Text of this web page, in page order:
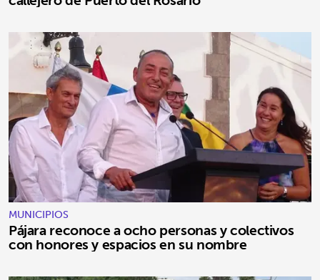
MUNICIPIOS
Pájara reconoce a ocho personas y colectivos
con honores y espacios en su nombre